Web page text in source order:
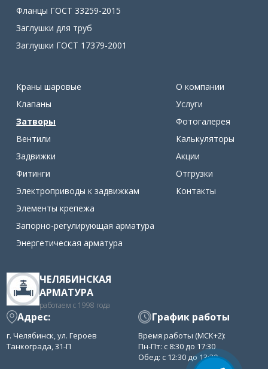
Фланцы ГОСТ 33259-2015
Заглушки для труб
Заглушки ГОСТ 17379-2001
Краны шаровые
Клапаны
Затворы
Вентили
Задвижки
Фитинги
Электроприводы к задвижкам
Элементы крепежа
Запорно-регулирующая арматура
Энергетическая арматура
О компании
Услуги
Фотогалерея
Калькуляторы
Акции
Отгрузки
Контакты
ЧЕЛЯБИНСКАЯ
АРМАТУРА
работаем с 1998 года
Адрес:
г. Челябинск, ул. Героев
Танкограда, 31-П
График работы
Время работы (МСК+2):
Пн-Пт: с 8:30 до 17:30
Обед: с 12:30 до 13:30